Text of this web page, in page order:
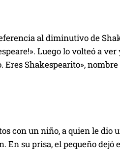
al diminutivo de
Luego lo volteó a
Eres Shakespearito»,
con un niño, a quien le dio
su prisa, el pequeño dejó